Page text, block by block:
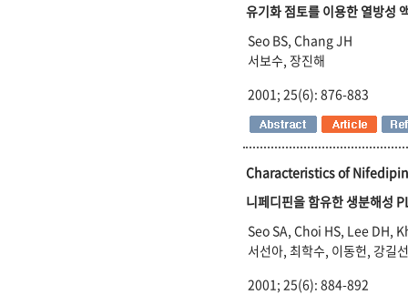
유기화 점토를 이용한 열방성
Seo BS, Chang JH
서보수, 장진해
2001; 25(6): 876-883
Characteristics of
니페디핀을 함유한 생분해성
Seo SA, Choi HS, Lee DH,
서선아, 최학수, 이동헌, 강길
2001; 25(6): 884-892